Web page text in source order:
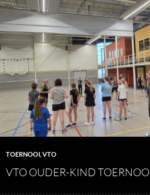
TOERNOOI VTO
VTO OUDER-KIND